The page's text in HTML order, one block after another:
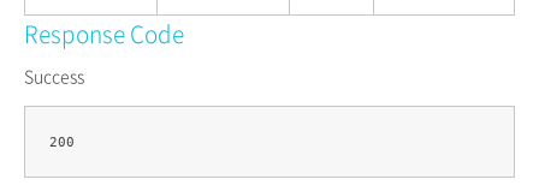
Response Code
Success